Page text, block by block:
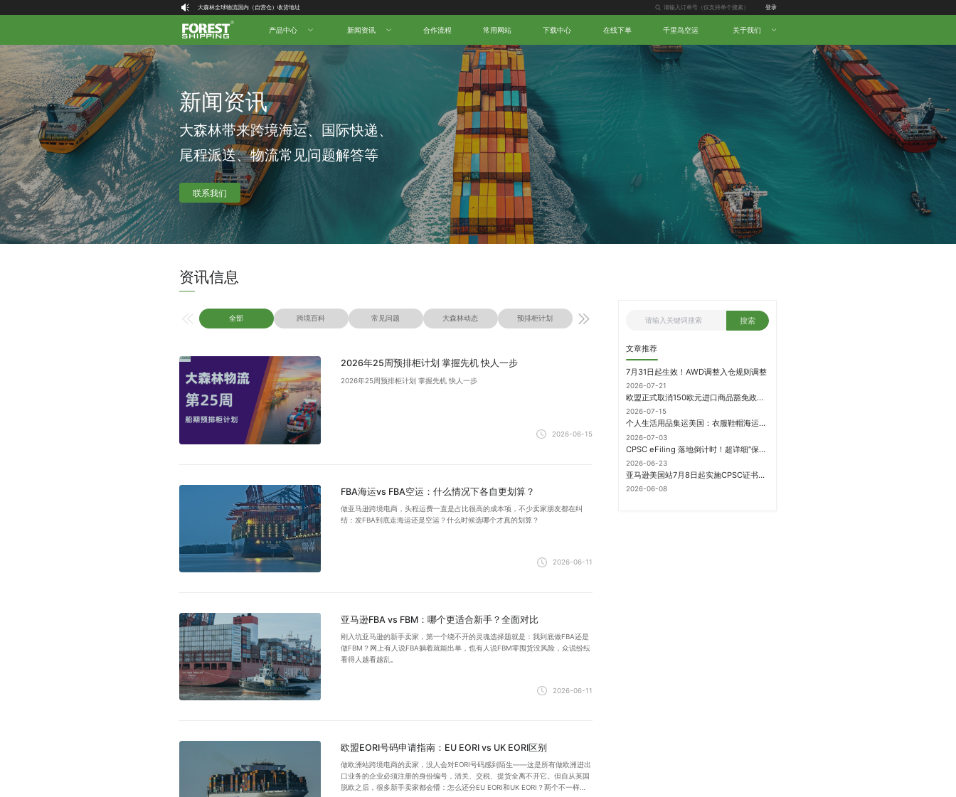
大森林全球物流国内（自营仓）收货地址
大森林16周年庆福利就位，超多好礼等你拿！
登录
产品中心 新闻资讯 合作流程 常用网站 下载中心 在线下单 千里鸟空运 关于我们
新闻资讯
大森林带来跨境海运、国际快递、
尾程派送、物流常见问题解答等
联系我们
资讯信息
全部 跨境百科 常见问题 大森林动态 预排柜计划
2026年25周预排柜计划 掌握先机 快人一步
2026年25周预排柜计划 掌握先机 快人一步
2026-06-15
FBA海运vs FBA空运：什么情况下各自更划算？
做亚马逊跨境电商，头程运费一直是占比很高的成本项，不少卖家朋友都在纠
结：发FBA到底走海运还是空运？什么时候选哪个才真的划算？
2026-06-11
亚马逊FBA vs FBM：哪个更适合新手？全面对比
刚入坑亚马逊的新手卖家，第一个绕不开的灵魂选择题就是：我到底做FBA还是
做FBM？网上有人说FBA躺着就能出单，也有人说FBM零囤货没风险，众说纷纭
看得人越看越乱。
2026-06-11
欧盟EORI号码申请指南：EU EORI vs UK EORI区别
做欧洲站跨境电商的卖家，没人会对EORI号码感到陌生——这是所有做欧洲进出
口业务的企业必须注册的身份编号，清关、交税、提货全离不开它。但自从英国
脱欧之后，很多新手卖家都会懵：怎么还分EU EORI和UK EORI？两个不一样
搜索
文章推荐
7月31日起生效！AWD调整入仓规则调整
2026-07-21
欧盟正式取消150欧元进口商品豁免政策，每件加征3欧元进口关税
2026-07-15
个人生活用品集运美国：衣服鞋帽海运计费方式
2026-07-03
CPSC eFiling 落地倒计时！超详细“保姆级”实操指南来了！
2026-06-23
亚马逊美国站7月8日起实施CPSC证书电子申报要求，FBA受管制商品需提前申报
2026-06-08